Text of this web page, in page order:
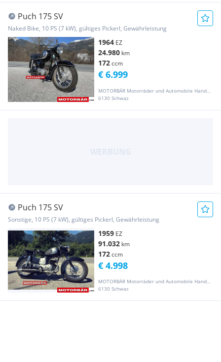
Puch 175 SV
Naked Bike, 10 PS (7 kW), gültiges Pickerl, Gewährleistung
1964 EZ
24.980 km
172ccm
MOTORBÄR Motorräder und Automobile Handelsgesellschaft m.b.H.
6130 Schwaz
€ 6.999
Puch 175 SV
Sonstige, 10 PS (7 kW), gültiges Pickerl, Gewährleistung
1959 EZ
91.032 km
172ccm
MOTORBÄR Motorräder und Automobile Handelsgesellschaft m.b.H.
6130 Schwaz
€ 4.998